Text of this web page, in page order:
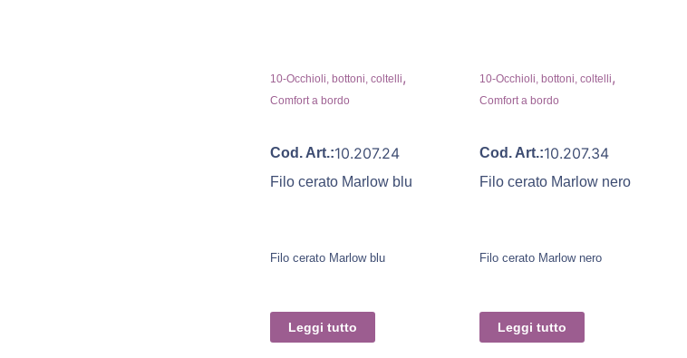
10-Occhioli, bottoni, coltelli,
Comfort a bordo
Cod. Art.:10.207.24
Filo cerato Marlow blu
Filo cerato Marlow blu
Leggi tutto
10-Occhioli, bottoni, coltelli,
Comfort a bordo
Cod. Art.:10.207.34
Filo cerato Marlow nero
Filo cerato Marlow nero
Leggi tutto